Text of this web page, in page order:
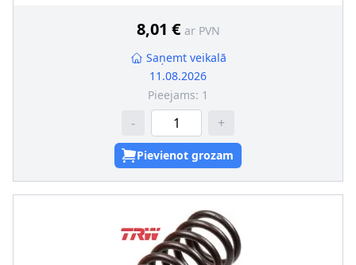
Informācija nav pieejama, lūdzu, griezieties pie
8,01 € ar PVN
Saņemt veikalā
11.08.2026
Pieejams: 1
- +
Pievienot grozam